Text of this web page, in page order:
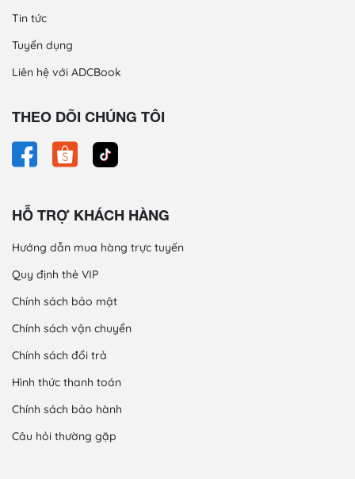
Tin tức
Tuyển dụng
Liên hệ với ADCBook
THEO DÕI CHÚNG TÔI
HỖ TRỢ KHÁCH HÀNG
Hướng dẫn mua hàng trực tuyến
Quy định thẻ VIP
Chính sách bảo mật
Chính sách vận chuyển
Chính sách đổi trả
Hình thức thanh toán
Chính sách bảo hành
Câu hỏi thường gặp